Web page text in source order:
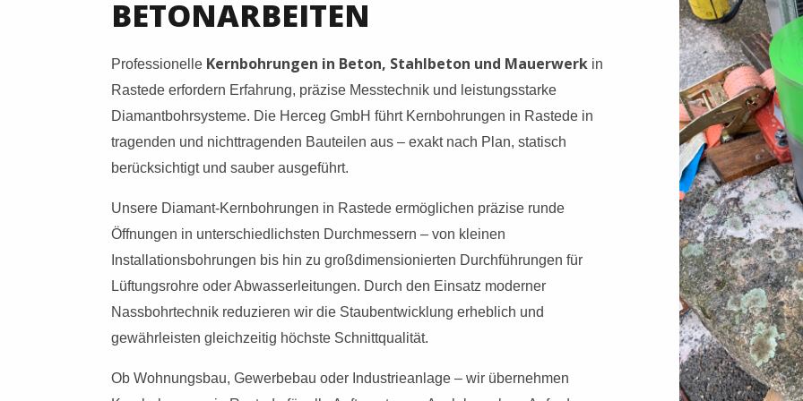
BETONARBEITEN
Professionelle Kernbohrungen in Beton, Stahlbeton und Mauerwerk in
Rastede erfordern Erfahrung, präzise Messtechnik und leistungsstarke
Diamantbohrsysteme. Die Herceg GmbH führt Kernbohrungen in Rastede in
tragenden und nichttragenden Bauteilen aus – exakt nach Plan, statisch
berücksichtigt und sauber ausgeführt.
Unsere Diamant-Kernbohrungen in Rastede ermöglichen präzise runde
Öffnungen in unterschiedlichsten Durchmessern – von kleinen
Installationsbohrungen bis hin zu großdimensionierten Durchführungen für
Lüftungsrohre oder Abwasserleitungen. Durch den Einsatz moderner
Nassbohrtechnik reduzieren wir die Staubentwicklung erheblich und
gewährleisten gleichzeitig höchste Schnittqualität.
Ob Wohnungsbau, Gewerbebau oder Industrieanlage – wir übernehmen